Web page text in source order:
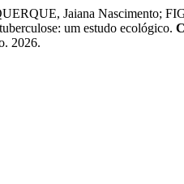
Jaiana Nascimento;
um estudo ecológico.
2026.